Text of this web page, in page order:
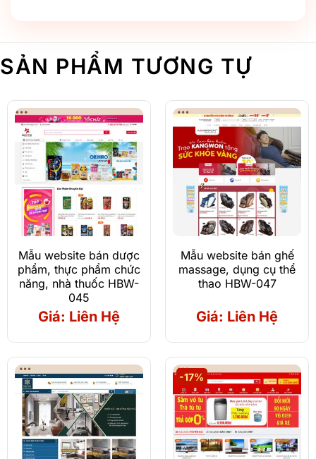
SẢN PHẨM TƯƠNG TỰ
Mẫu website bán dược
phẩm, thực phẩm chức
năng, nhà thuốc HBW-
045
Giá: Liên Hệ
Mẫu website bán ghế
massage, dụng cụ thể
thao HBW-047
Giá: Liên Hệ
-17%